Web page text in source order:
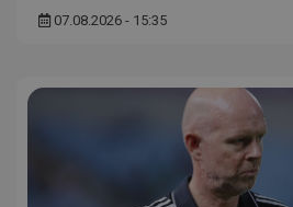
07.08.2026 - 15:35